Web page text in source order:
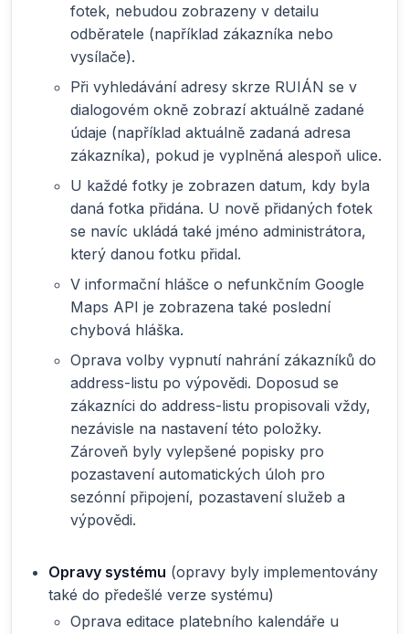
fotek, nebudou zobrazeny v detailu
odběratele (například zákazníka nebo
vysílače).
Při vyhledávání adresy skrze RUIÁN se v
dialogovém okně zobrazí aktuálně zadané
údaje (například aktuálně zadaná adresa
zákazníka), pokud je vyplněná alespoň ulice.
U každé fotky je zobrazen datum, kdy byla
daná fotka přidána. U nově přidaných fotek
se navíc ukládá také jméno administrátora,
který danou fotku přidal.
V informační hlášce o nefunkčním Google
Maps API je zobrazena také poslední
chybová hláška.
Oprava volby vypnutí nahrání zákazníků do
address-listu po výpovědi. Doposud se
zákazníci do address-listu propisovali vždy,
nezávisle na nastavení této položky.
Zároveň byly vylepšené popisky pro
pozastavení automatických úloh pro
sezónní připojení, pozastavení služeb a
výpovědi.
Opravy systému (opravy byly implementovány
také do předešlé verze systému)
Oprava editace platebního kalendáře u